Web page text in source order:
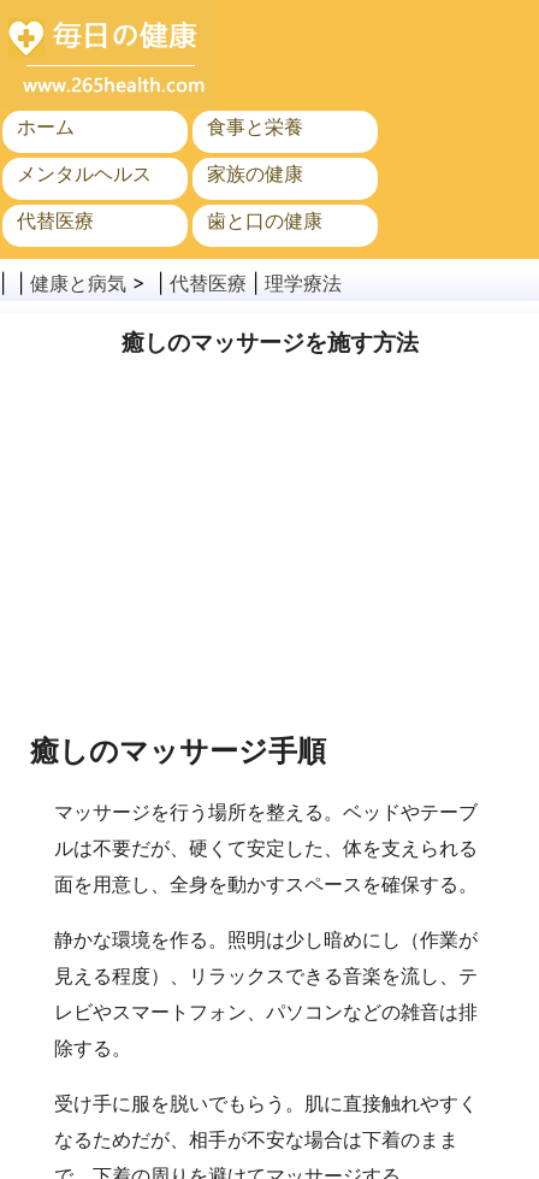
ホーム
食事と栄養
メンタルヘルス
家族の健康
代替医療
歯と口の健康
がん
公衆衛生
健康と病気 > | 代替医療 理学療法
癒しのマッサージを施す方法
癒しのマッサージ手順
マッサージを行う場所を整える。ベッドやテーブ
ルは不要だが、硬くて安定した、体を支えられる
面を用意し、全身を動かすスペースを確保する。
静かな環境を作る。照明は少し暗めにし（作業が
見える程度）、リラックスできる音楽を流し、テ
レビやスマートフォン、パソコンなどの雑音は排
除する。
受け手に服を脱いでもらう。肌に直接触れやすく
なるためだが、相手が不安な場合は下着のまま